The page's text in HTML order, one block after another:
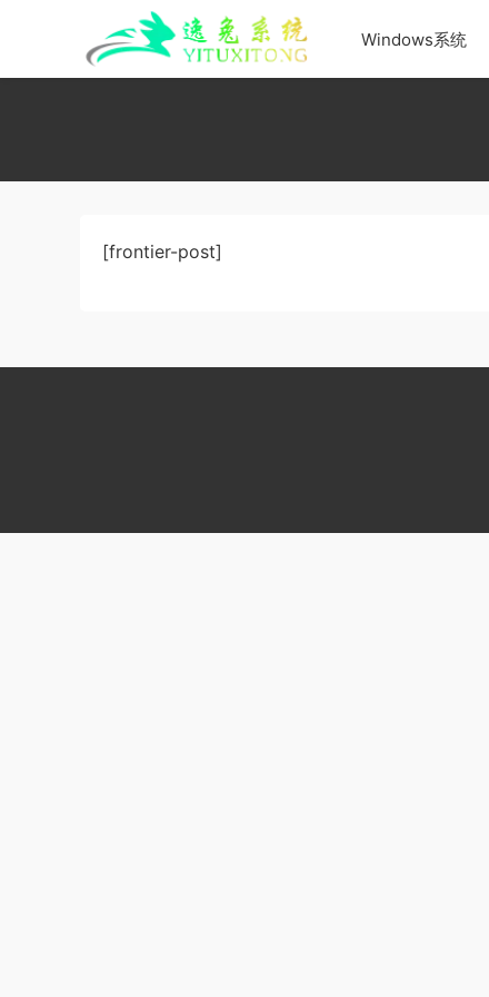
Windows系统
[frontier-post]